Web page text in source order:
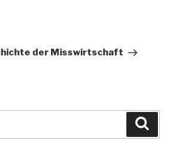
der Misswirtschaft